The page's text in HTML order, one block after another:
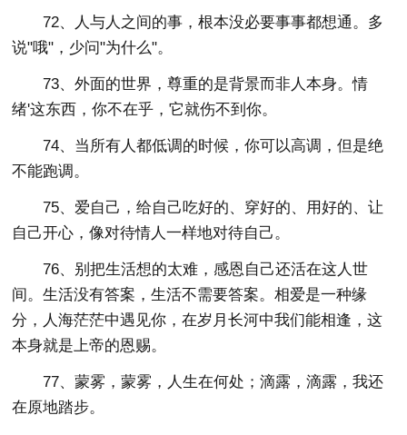
72、人与人之间的事，根本没必要事事都想通。多
说"哦"，少问"为什么"。
73、外面的世界，尊重的是背景而非人本身。情
绪'这东西，你不在乎，它就伤不到你。
74、当所有人都低调的时候，你可以高调，但是绝
不能跑调。
75、爱自己，给自己吃好的、穿好的、用好的、让
自己开心，像对待情人一样地对待自己。
76、别把生活想的太难，感恩自己还活在这人世
间。生活没有答案，生活不需要答案。相爱是一种缘
分，人海茫茫中遇见你，在岁月长河中我们能相逢，这
本身就是上帝的恩赐。
77、蒙雾，蒙雾，人生在何处；滴露，滴露，我还
在原地踏步。